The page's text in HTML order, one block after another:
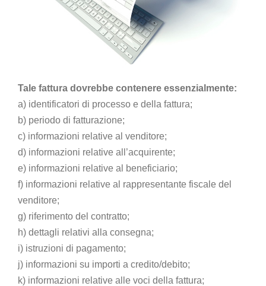
Tale fattura dovrebbe contenere essenzialmente:
a) identificatori di processo e della fattura;
b) periodo di fatturazione;
c) informazioni relative al venditore;
d) informazioni relative all’acquirente;
e) informazioni relative al beneficiario;
f) informazioni relative al rappresentante fiscale del
venditore;
g) riferimento del contratto;
h) dettagli relativi alla consegna;
i) istruzioni di pagamento;
j) informazioni su importi a credito/debito;
k) informazioni relative alle voci della fattura;